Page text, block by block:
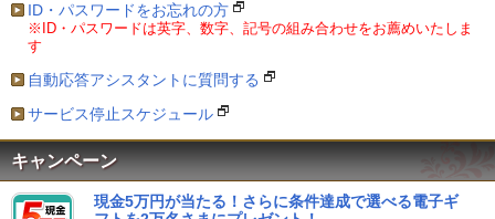
ID・パスワードをお忘れの方
※ID・パスワードは英字、数字、記号の組み合わせをお薦めいたしま
す
自動応答アシスタントに質問する
サービス停止スケジュール
キャンペーン
現金5万円が当たる！さらに条件達成で選べる電子ギ